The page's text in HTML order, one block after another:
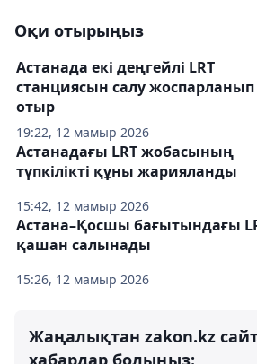
Оқи отырыңыз
19:22, 12 мамыр 2026
Астанада екі деңгейлі LRT
станциясын салу жоспарланып
отыр
15:42, 12 мамыр 2026
Астанадағы LRT жобасының
түпкілікті құны жарияланды
15:26, 12 мамыр 2026
Астана–Қосшы бағытындағы
қашан салынады
Жаңалықтан zakon.kz
хабардар болыңыз: